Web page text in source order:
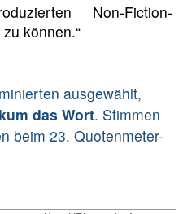
Non-Fiction-
können.“
ausgewählt,
das Wort. Stimmen
beim 23. Quotenmeter-